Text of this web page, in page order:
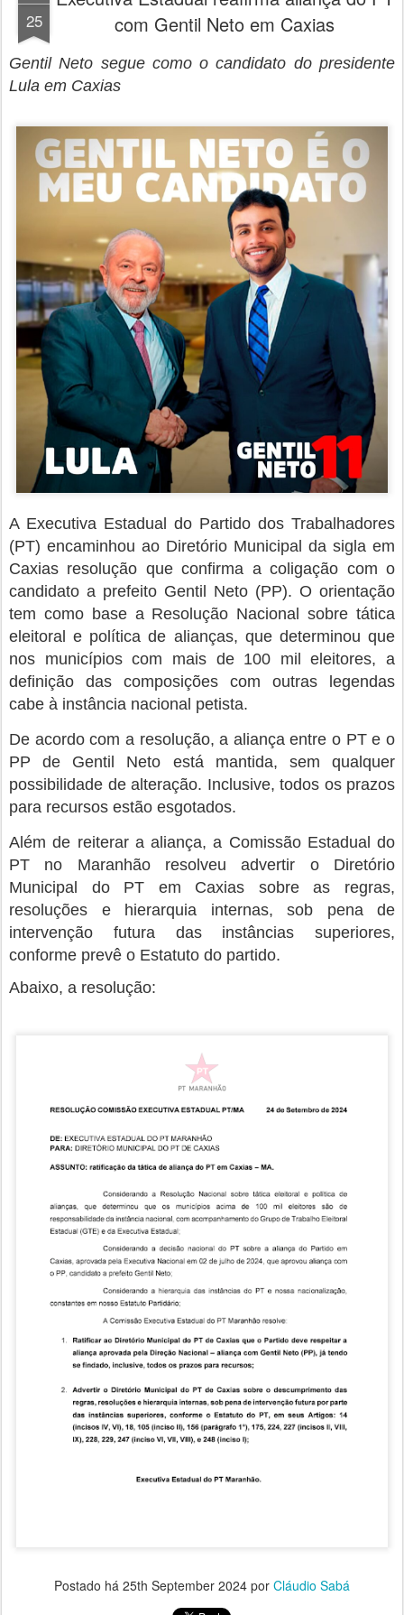
25
com Gentil Neto em Caxias
Gentil Neto segue como o candidato do presidente
Lula em Caxias
A Executiva Estadual do Partido dos Trabalhadores
(PT) encaminhou ao Diretório Municipal da sigla em
Caxias resolução que confirma a coligação com o
candidato a prefeito Gentil Neto (PP). O orientação
tem como base a Resolução Nacional sobre tática
eleitoral e política de alianças, que determinou que
nos municípios com mais de 100 mil eleitores, a
definição das composições com outras legendas
cabe à instância nacional petista.
De acordo com a resolução, a aliança entre o PT e o
PP de Gentil Neto está mantida, sem qualquer
possibilidade de alteração. Inclusive, todos os prazos
para recursos estão esgotados.
Além de reiterar a aliança, a Comissão Estadual do
PT no Maranhão resolveu advertir o Diretório
Municipal do PT em Caxias sobre as regras,
resoluções e hierarquia internas, sob pena de
intervenção futura das instâncias superiores,
conforme prevê o Estatuto do partido.
Abaixo, a resolução:
Postado há 25th September 2024 por Cláudio Sabá